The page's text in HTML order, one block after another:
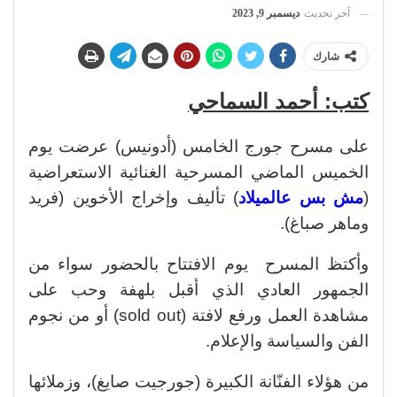
آخر تحديث ديسمبر 9, 2023
شارك
كتب: أحمد السماحي
على مسرح جورج الخامس (أدونيس) عرضت يوم
الخميس الماضي المسرحية الغنائية الاستعراضية
(مش بس عالميلاد) تأليف وإخراج الأخوين (فريد
وماهر صباغ).
وأكتظ المسرح يوم الافتتاح بالحضور سواء من
الجمهور العادي الذي أقبل بلهفة وحب على
مشاهدة العمل ورفع لافتة (sold out) أو من نجوم
الفن والسياسة والإعلام.
من هؤلاء الفنّانة الكبيرة (جورجيت صايغ)، وزملائها